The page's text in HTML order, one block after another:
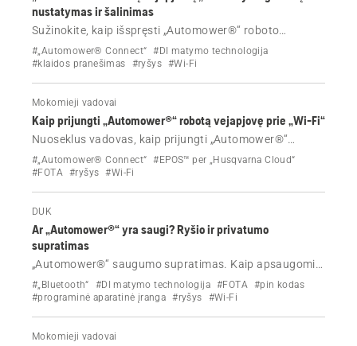
nustatymas ir šalinimas
Sužinokite, kaip išspręsti „Automower®“ roboto
vejapjovės „Wi-Fi“ ryšio problemas. Paprasti veiksmai,
kaip atkurti ryšį ir išlaikyti vejapjovę prisijungusią prie
#„Automower® Connect“
#DI matymo technologija
#klaidos pranešimas
#ryšys #Wi-Fi
Mokomieji vadovai
Kaip prijungti „Automower®“ robotą vejapjovę prie „Wi-Fi“
Nuoseklus vadovas, kaip prijungti „Automower®“
robotą vejapjovę prie „Wi-Fi“. Apima reikalavimus,
sąrankos instrukcijas ir patarimus, kad signalas būtų
#„Automower® Connect“
#EPOS™ per „Husqvarna Cloud“
#FOTA #ryšys #Wi-Fi
DUK
Ar „Automower®“ yra saugi? Ryšio ir privatumo
supratimas
„Automower®“ saugumo supratimas. Kaip apsaugomi
belaidžiai ryšiai, kokie duomenys yra bendrinami, ir
geriausia praktika, kaip apsaugoti robotus vejapjoves
#„Bluetooth“ #DI matymo technologija #FOTA #pin kodas
#programinė aparatinė įranga #ryšys #Wi-Fi
Mokomieji vadovai